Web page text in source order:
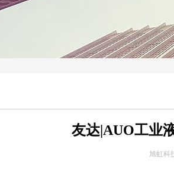
友达|AUO工业
旭虹科